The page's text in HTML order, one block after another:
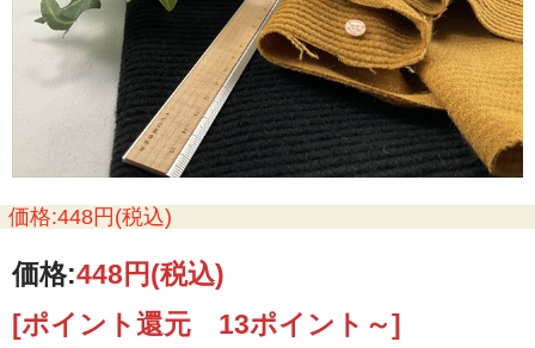
価格:448円(税込)
価格:448円(税込)
[ポイント還元 13ポイント～]